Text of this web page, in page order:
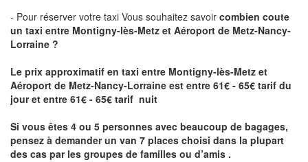
- Pour réserver votre taxi Vous souhaitez savoir combien coute
un taxi entre Montigny-lès-Metz et Aéroport de Metz-Nancy-
Lorraine ?
Le prix approximatif en taxi entre Montigny-lès-Metz et
Aéroport de Metz-Nancy-Lorraine est entre 61€ - 65€ tarif du
jour et entre 61€ - 65€ tarif nuit
Si vous êtes 4 ou 5 personnes avec beaucoup de bagages,
pensez à demander un van 7 places choisi dans la plupart
des cas par les groupes de familles ou d’amis .